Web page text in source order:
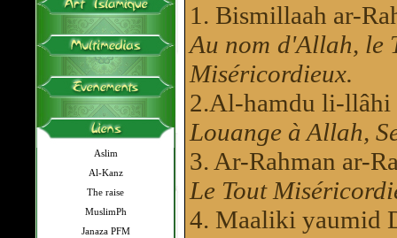
Aslim
Al-Kanz
The raise
MuslimPh
Janaza PFM
1. Bismillaah ar-
Au nom d'Allah, le
Miséricordieux.
2.Al-hamdu li-
Louange à Allah,
3. Ar-Rahman ar-
Le Tout
4. Maaliki yaumid